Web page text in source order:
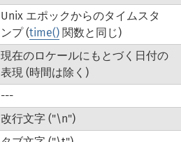
Unix エポックからのタイムスタ
ンプ (time()関数と同じ)
現在のロケールにもとづく日付の
表現 (時間は除く)
---
改行文字 ("\n")